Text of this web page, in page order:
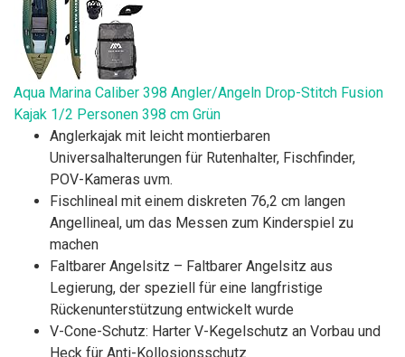
Aqua Marina Caliber 398 Angler/Angeln Drop-Stitch Fusion
Kajak 1/2 Personen 398 cm Grün
Anglerkajak mit leicht montierbaren
Universalhalterungen für Rutenhalter, Fischfinder,
POV-Kameras uvm.
Fischlineal mit einem diskreten 76,2 cm langen
Angellineal, um das Messen zum Kinderspiel zu
machen
Faltbarer Angelsitz – Faltbarer Angelsitz aus
Legierung, der speziell für eine langfristige
Rückenunterstützung entwickelt wurde
V-Cone-Schutz: Harter V-Kegelschutz an Vorbau und
Heck für Anti-Kollosionsschutz